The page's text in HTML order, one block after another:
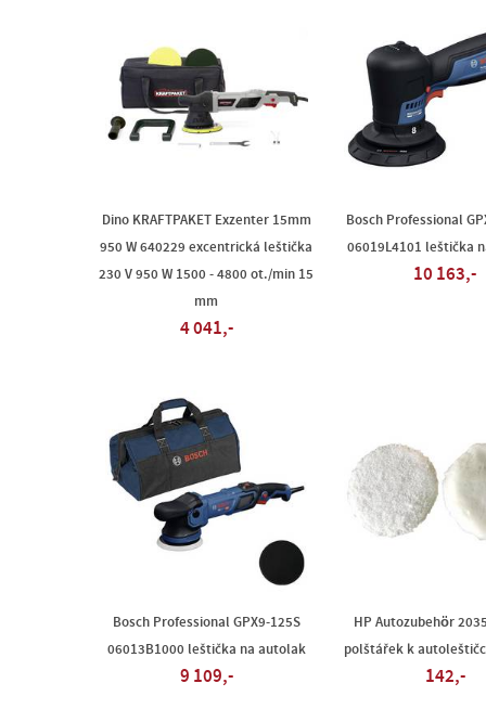
Dino KRAFTPAKET Exzenter 15mm
950 W 640229 excentrická leštička
230 V 950 W 1500 - 4800 ot./min 15
mm
4 041,-
Bosch Professional
06019L4101 leštička
10 163,-
Bosch Professional GPX9-125S
06013B1000 leštička na autolak
9 109,-
HP Autozubehör
polštářek k
142,-